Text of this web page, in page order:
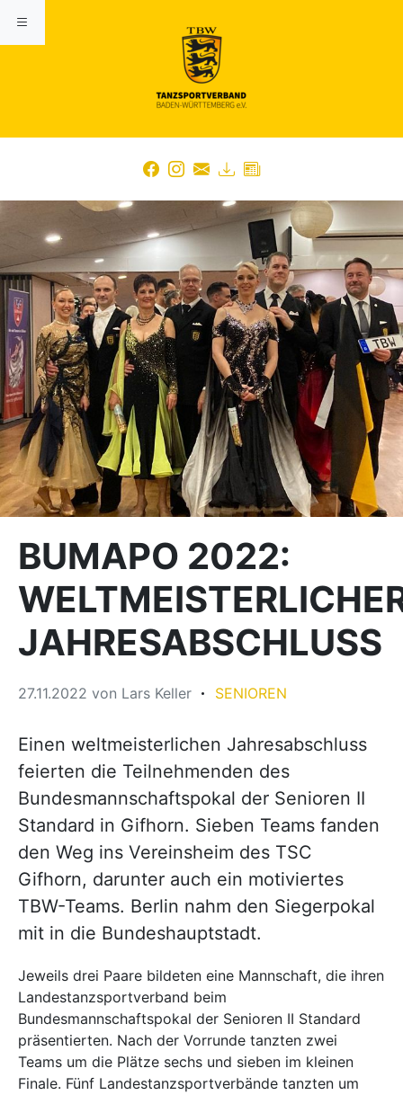
BUMAPO 2022:
JAHRESABSCHLUSS
27.11.2022 von Lars Keller SENIOREN
Einen weltmeisterlichen Jahresabschluss
feierten die Teilnehmenden des
Bundesmannschaftspokal der Senioren II
Standard in Gifhorn. Sieben Teams fanden
den Weg ins Vereinsheim des TSC
Gifhorn, darunter auch ein motiviertes
TBW-Teams. Berlin nahm den Siegerpokal
mit in die Bundeshauptstadt.
Jeweils drei Paare bildeten eine Mannschaft, die ihren
Landestanzsportverband beim
Bundesmannschaftspokal der Senioren II Standard
präsentierten. Nach der Vorrunde tanzten zwei
Teams um die Plätze sechs und sieben im kleinen
Finale. Fünf Landestanzsportverbände tanzten um